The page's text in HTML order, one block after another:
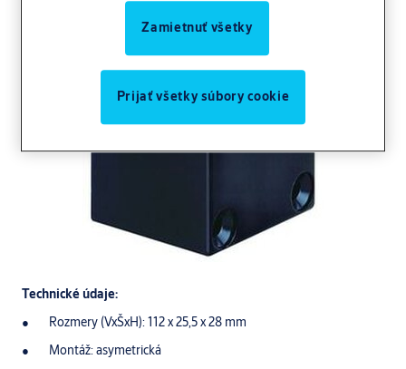
Technické údaje:
Rozmery (VxŠxH): 112 x 25,5 x 28 mm
Montáž: asymetrická
Zamietnuť všetky
Prijať všetky súbory cookie